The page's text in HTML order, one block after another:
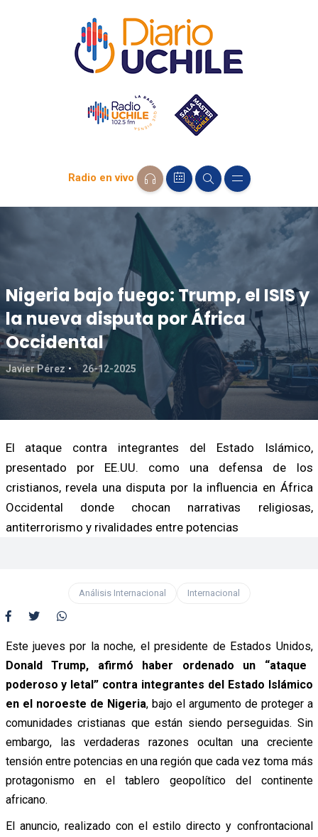
Radio en vivo
Nigeria bajo fuego: Trump, el ISIS y
la nueva disputa por África
Occidental
Javier Pérez 26-12-2025
El ataque contra integrantes del Estado Islámico,
presentado por EE.UU. como una defensa de los
cristianos, revela una disputa por la influencia en África
Occidental donde chocan narrativas religiosas,
antiterrorismo y rivalidades entre potencias
Análisis Internacional Internacional
Este jueves por la noche, el presidente de Estados Unidos,
Donald Trump, afirmó haber ordenado un “ataque
poderoso y letal” contra integrantes del Estado Islámico
en el noroeste de Nigeria, bajo el argumento de proteger a
comunidades cristianas que están siendo perseguidas. Sin
embargo, las verdaderas razones ocultan una creciente
tensión entre potencias en una región que cada vez toma más
protagonismo en el tablero geopolítico del continente
africano.
El anuncio, realizado con el estilo directo y confrontacional